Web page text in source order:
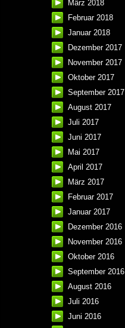
März 2018
Februar 2018
Januar 2018
Dezember 2017
November 2017
Oktober 2017
September 2017
August 2017
Juli 2017
Juni 2017
Mai 2017
April 2017
März 2017
Februar 2017
Januar 2017
Dezember 2016
November 2016
Oktober 2016
September 2016
August 2016
Juli 2016
Juni 2016